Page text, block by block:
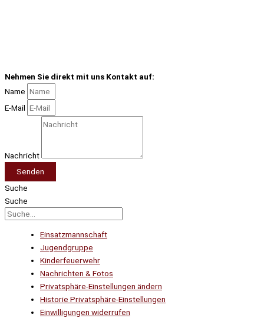
Nehmen Sie direkt mit uns Kontakt auf:
Name
E-Mail
Nachricht
Senden
Suche
Suche
Einsatzmannschaft
Jugendgruppe
Kinderfeuerwehr
Nachrichten & Fotos
Privatsphäre-Einstellungen ändern
Historie Privatsphäre-Einstellungen
Einwilligungen widerrufen